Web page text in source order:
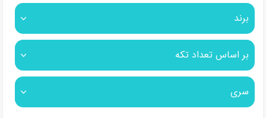
برند
بر اساس تعداد تکه
سری